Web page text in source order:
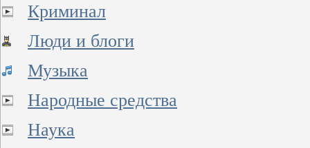
Криминал
Люди и блоги
Музыка
Народные средства
Наука